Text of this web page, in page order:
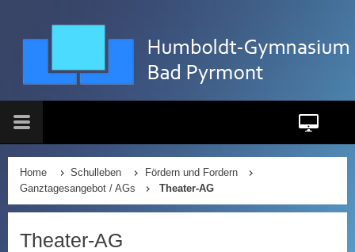
Home Schulleben
Fördern und Fordern
Ganztagesangebot / AGs
Theater-AG
Theater-AG